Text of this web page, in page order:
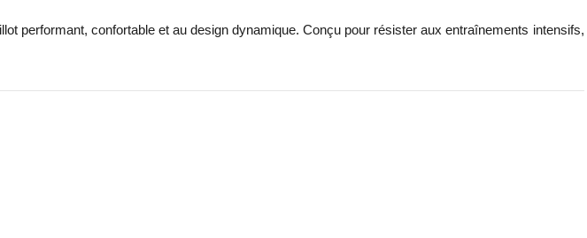
performant, confortable et au design dynamique. Conçu pour résister aux entraînements intensifs,